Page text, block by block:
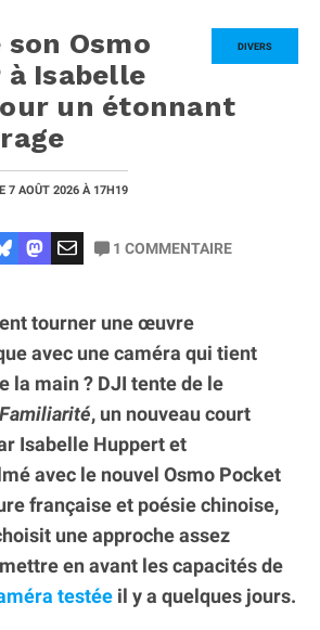
DIVERS
Osmo
à Isabelle
un étonnant
7 AOÛT 2026 À 17H19
1 COMMENTAIRE
tourner une œuvre
avec une caméra qui tient
la main ? DJI tente de le
Familiarité, un nouveau court
Isabelle Huppert et
avec le nouvel Osmo Pocket
française et poésie chinoise,
une approche assez
en avant les capacités de
testée il y a quelques jours.